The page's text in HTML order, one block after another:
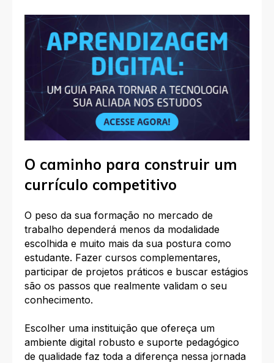
O caminho para construir um
currículo competitivo
O peso da sua formação no mercado de
trabalho dependerá menos da modalidade
escolhida e muito mais da sua postura como
estudante. Fazer cursos complementares,
participar de projetos práticos e buscar estágios
são os passos que realmente validam o seu
conhecimento.
Escolher uma instituição que ofereça um
ambiente digital robusto e suporte pedagógico
de qualidade faz toda a diferença nessa jornada